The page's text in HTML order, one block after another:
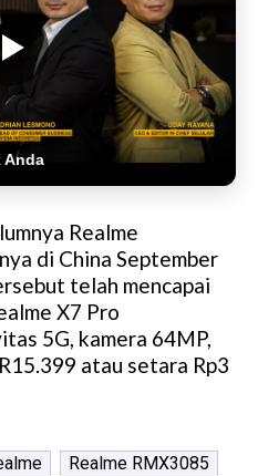
Anda
Realme
di China September
telah mencapai
X7 Pro
5G, kamera 64MP,
atau setara Rp3
Realme RMX3085